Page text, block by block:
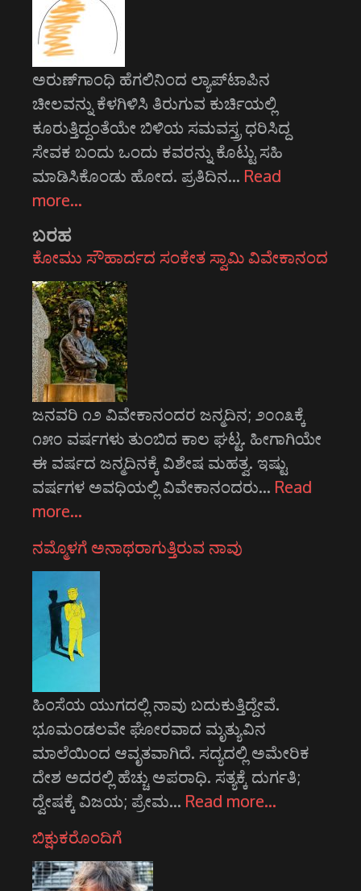
ಅರುಣ್‌ಗಾಂಧಿ ಹೆಗಲಿನಿಂದ ಲ್ಯಾಪ್‌ಟಾಪಿನ
ಚೀಲವನ್ನು ಕೆಳಗಿಳಿಸಿ ತಿರುಗುವ ಕುರ್ಚಿಯಲ್ಲಿ
ಕೂರುತ್ತಿದ್ದಂತೆಯೇ ಬಿಳಿಯ ಸಮವಸ್ತ್ರ ಧರಿಸಿದ್ದ
ಸೇವಕ ಬಂದು ಒಂದು ಕವರನ್ನು ಕೊಟ್ಟು ಸಹಿ
ಮಾಡಿಸಿಕೊಂಡು ಹೋದ. ಪ್ರತಿದಿನ… Read
more…
ಬರಹ
ಕೋಮು ಸೌಹಾರ್ದದ ಸಂಕೇತ ಸ್ವಾಮಿ ವಿವೇಕಾನಂದ
ಜನವರಿ ೧೨ ವಿವೇಕಾನಂದರ ಜನ್ಮದಿನ; ೨೦೧೩ಕ್ಕೆ
೧೫೦ ವರ್ಷಗಳು ತುಂಬಿದ ಕಾಲ ಘಟ್ಟ. ಹೀಗಾಗಿಯೇ
ಈ ವರ್ಷದ ಜನ್ಮದಿನಕ್ಕೆ ವಿಶೇಷ ಮಹತ್ವ. ಇಷ್ಟು
ವರ್ಷಗಳ ಅವಧಿಯಲ್ಲಿ ವಿವೇಕಾನಂದರು… Read
more…
ನಮ್ಮೊಳಗೆ ಅನಾಥರಾಗುತ್ತಿರುವ ನಾವು
ಹಿಂಸೆಯ ಯುಗದಲ್ಲಿ ನಾವು ಬದುಕುತ್ತಿದ್ದೇವೆ.
ಭೂಮಂಡಲವೇ ಘೋರವಾದ ಮೃತ್ಯುವಿನ
ಮಾಲೆಯಿಂದ ಆವೃತವಾಗಿದೆ. ಸದ್ಯದಲ್ಲಿ ಅಮೇರಿಕ
ದೇಶ ಅದರಲ್ಲಿ ಹೆಚ್ಚು ಅಪರಾಧಿ. ಸತ್ಯಕ್ಕೆ ದುರ್ಗತಿ;
ದ್ವೇಷಕ್ಕೆ ವಿಜಯ; ಪ್ರೇಮ… Read more…
ಬಿಕ್ಷುಕರೊಂದಿಗೆ